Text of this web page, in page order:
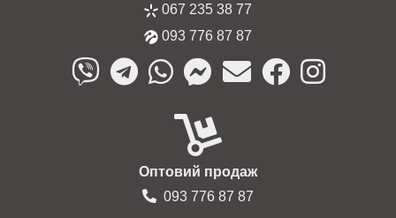
067 235 38 77
093 776 87 87
Оптовий продаж
093 776 87 87